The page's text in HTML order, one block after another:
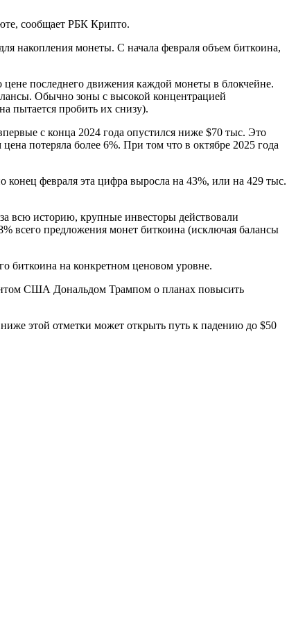
сообщает РБК Крипто.
накопления монеты. С начала февраля объем биткоина,
последнего движения каждой монеты в блокчейне.
Обычно зоны с высокой концентрацией
пытается пробить их снизу).
с конца 2024 года опустился ниже $70 тыс. Это
потеряла более 6%. При том что в октябре 2025 года
конец февраля эта цифра выросла на 43%, или на 429 тыс.
всю историю, крупные инвесторы действовали
всего предложения монет биткоина (исключая балансы
биткоина на конкретном ценовом уровне.
США Дональдом Трампом о планах повысить
этой отметки может открыть путь к падению до $50